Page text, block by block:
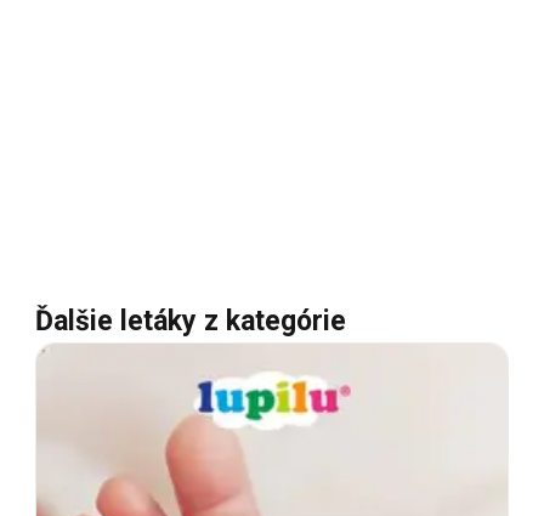
Ďalšie letáky z kategórie